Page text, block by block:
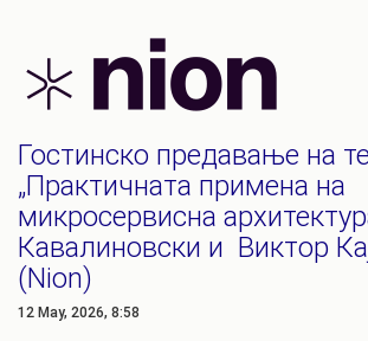
Гостинско предавање на
„Практичната примена на
микросервисна
Кавалиновски и Виктор
(Nion)
12 May, 2026, 8:58